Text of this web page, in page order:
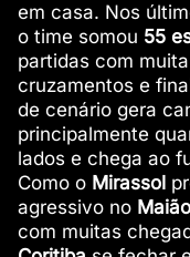
em casa. Nos
o time somou 55
partidas com
cruzamentos e
de cenário gera
principalmente
lados e chega ao
Como o Mirassol
agressivo no Maião
com muitas